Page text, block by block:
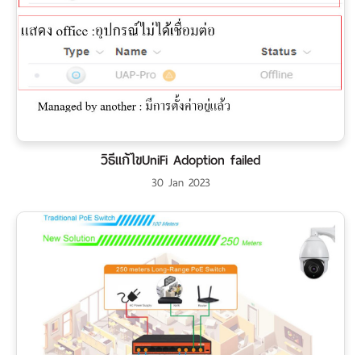
วิธีแก้ไขUniFi Adoption failed
30 Jan 2023